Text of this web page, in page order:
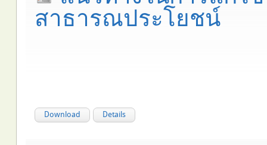
สาธารณประโยชน์
Download Details